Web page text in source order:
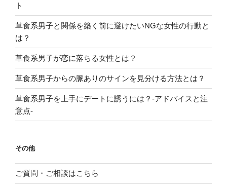
ト
草食系男子と関係を築く前に避けたいNGな女性の行動と
は？
草食系男子が恋に落ちる女性とは？
草食系男子からの脈ありのサインを見分ける方法とは？
草食系男子を上手にデートに誘うには？-アドバイスと注
意点-
その他
ご質問・ご相談はこちら